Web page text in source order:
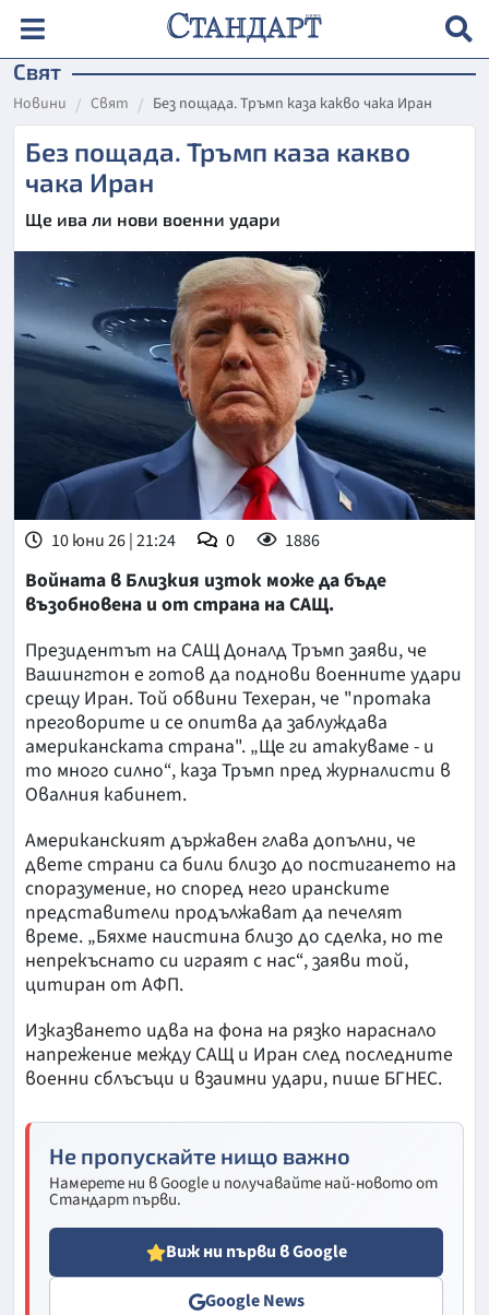
Свят
Новини Свят Без пощада. Тръмп каза какво чака Иран
Без пощада. Тръмп каза какво
чака Иран
Ще ива ли нови военни удари
10 юни 26 | 21:24 0 1886
Войната в Близкия изток може да бъде
възобновена и от страна на САЩ.
Президентът на САЩ Доналд Тръмп заяви, че
Вашингтон е готов да поднови военните удари
срещу Иран. Той обвини Техеран, че "протака
преговорите и се опитва да заблуждава
американската страна". „Ще ги атакуваме - и
то много силно“, каза Тръмп пред журналисти в
Овалния кабинет.
Американският държавен глава допълни, че
двете страни са били близо до постигането на
споразумение, но според него иранските
представители продължават да печелят
време. „Бяхме наистина близо до сделка, но те
непрекъснато си играят с нас“, заяви той,
цитиран от АФП.
Изказването идва на фона на рязко нараснало
напрежение между САЩ и Иран след последните
военни сблъсъци и взаимни удари, пише БГНЕС.
Не пропускайте нищо важно
Намерете ни в Google и получавайте най-новото от
Стандарт първи.
Виж ни първи в Google
Google News